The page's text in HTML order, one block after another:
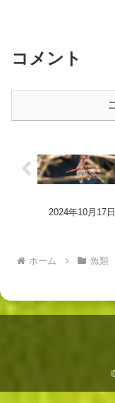
コメント
2024年10月17
ホーム 魚類